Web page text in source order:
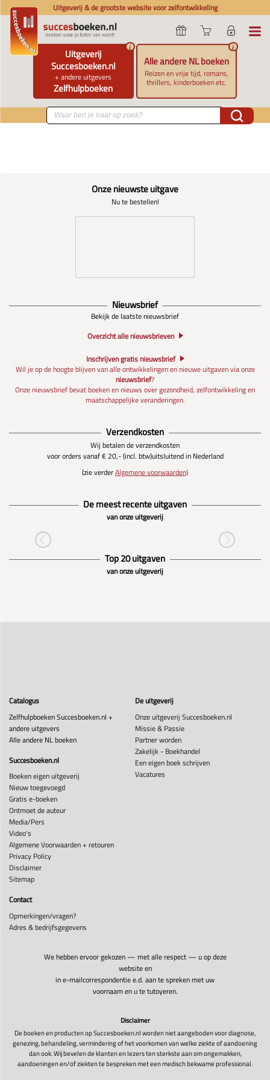
Uitgeverij & de grootste website voor zelfontwikkeling
Uitgeverij
Succesboeken.nl
+ andere uitgevers
Zelfhulpboeken
i
Alle andere NL boeken
Reizen en vrije tijd, romans,
thrillers, kinderboeken etc.
i
Onze nieuwste uitgave
Nu te bestellen!
Nieuwsbrief
Bekijk de laatste nieuwsbrief
Overzicht alle nieuwsbrieven
Inschrijven gratis nieuwsbrief
Wil je op de hoogte blijven van alle ontwikkelingen en nieuwe uitgaven via onze
nieuwsbrief?
Onze nieuwsbrief bevat boeken en nieuws over gezondheid, zelfontwikkeling en
maatschappelijke veranderingen.
Verzendkosten
Wij betalen de verzendkosten
voor orders vanaf € 20,- (incl. btw)uitsluitend in Nederland
(zie verderAlgemene voorwaarden)
De meest recente uitgaven
van onze uitgeverij
Top 20 uitgaven
van onze uitgeverij
Catalogus
Zelfhulpboeken Succesboeken.nl +
andere uitgevers
Alle andere NL boeken
Succesboeken.nl
Boeken eigen uitgeverij
Nieuw toegevoegd
Gratis e-boeken
Ontmoet de auteur
Media/Pers
Video's
Algemene Voorwaarden + retouren
Privacy Policy
Disclaimer
Sitemap
De uitgeverij
Onze uitgeverij Succesboeken.nl
Missie & Passie
Partner worden
Zakelijk - Boekhandel
Een eigen boek schrijven
Vacatures
Contact
Opmerkingen/vragen?
Adres & bedrijfsgegevens
We hebben ervoor gekozen — met alle respect — u op deze
website en
in e-mailcorrespondentie e.d. aan te spreken met uw
voornaam en u te tutoyeren.
Disclaimer
De boeken en producten op Succesboeken.nl worden niet aangeboden voor diagnose,
genezing, behandeling, vermindering of het voorkomen van welke ziekte of aandoening
dan ook. Wij bevelen de klanten en lezers ten sterkste aan om ongemakken,
aandoeningen en/of ziekten te bespreken met een medisch bekwame professional.